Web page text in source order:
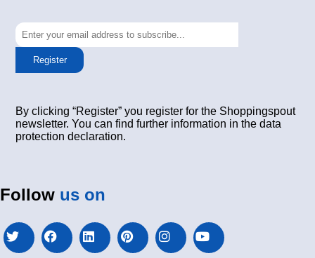
Register
By clicking “Register” you register for the Shoppingspout
newsletter. You can find further information in the data
protection declaration.
Follow us on